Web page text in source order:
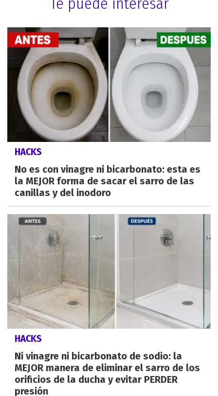
HACKS
No es con vinagre ni bicarbonato: esta es
la MEJOR forma de sacar el sarro de las
canillas y del inodoro
HACKS
Ni vinagre ni bicarbonato de sodio: la
MEJOR manera de eliminar el sarro de los
orificios de la ducha y evitar PERDER
presión